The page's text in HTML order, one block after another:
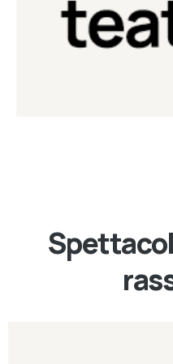
Laboratorio di teatro